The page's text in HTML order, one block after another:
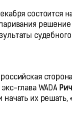
состоится
глава WADA
их решать,